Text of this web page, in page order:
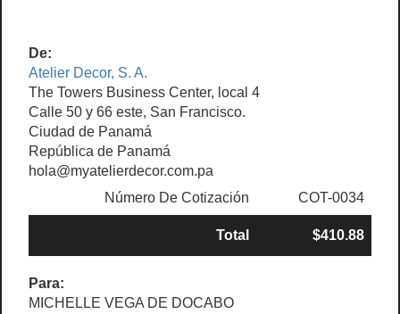
De:
Atelier Decor, S. A.
The Towers Business Center, local 4
Calle 50 y 66 este, San Francisco.
Ciudad de Panamá
República de Panamá
hola@myatelierdecor.com.pa
Número De Cotización
COT-0034
Total $410.88
Para:
MICHELLE VEGA DE DOCABO